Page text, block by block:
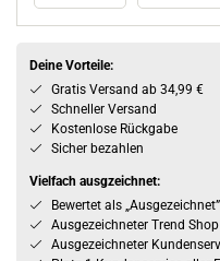
Deine Vorteile:
Gratis Versand ab 34,99 €
Schneller Versand
Kostenlose Rückgabe
Sicher bezahlen
Vielfach ausgzeichnet:
Bewertet als
Ausgezeichneter Trend
Ausgezeichneter